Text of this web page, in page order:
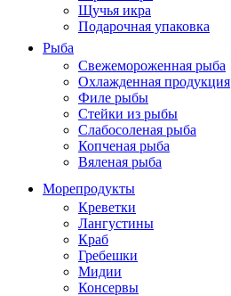
Щучья икра
Подарочная упаковка
Рыба
Свежемороженная рыба
Охлажденная продукция
Филе рыбы
Стейки из рыбы
Слабосоленая рыба
Копченая рыба
Вяленая рыба
Морепродукты
Креветки
Лангустины
Краб
Гребешки
Мидии
Консервы